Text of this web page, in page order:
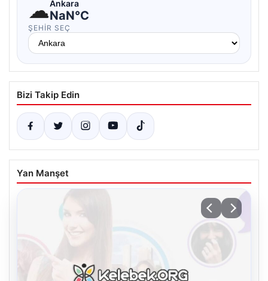
☁Ankara
NaN°C
ŞEHIR SEÇ
Bizi Takip Edin
Yan Manşet